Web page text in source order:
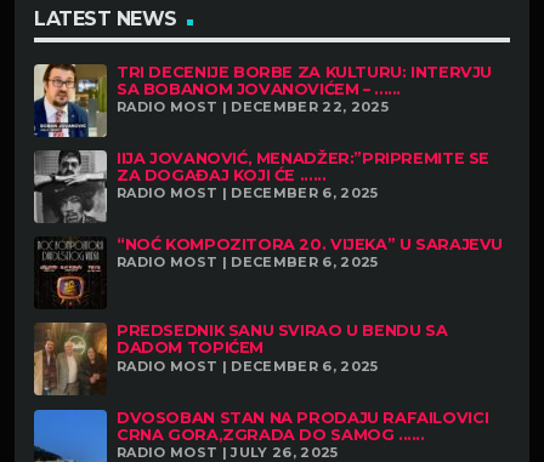
LATEST NEWS
TRI DECENIJE BORBE ZA KULTURU: INTERVJU
SA BOBANOM JOVANOVIĆEM – ......
RADIO MOST | DECEMBER 22, 2025
IIJA JOVANOVIĆ, MENADŽER:”PRIPREMITE SE
ZA DOGAĐAJ KOJI ĆE ......
RADIO MOST | DECEMBER 6, 2025
“NOĆ KOMPOZITORA 20. VIJEKA” U SARAJEVU
RADIO MOST | DECEMBER 6, 2025
PREDSEDNIK SANU SVIRAO U BENDU SA
DADOM TOPIĆEM
RADIO MOST | DECEMBER 6, 2025
DVOSOBAN STAN NA PRODAJU RAFAILOVICI
CRNA GORA,ZGRADA DO SAMOG ......
RADIO MOST | JULY 26, 2025